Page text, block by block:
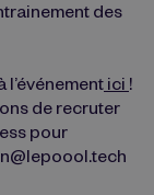
des
l’événementici!
de recruter
pour